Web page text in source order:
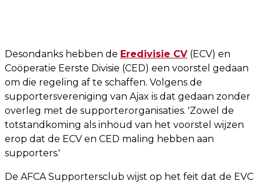
Desondanks hebben de Eredivisie CV (ECV) en
Coöperatie Eerste Divisie (CED) een voorstel gedaan
om die regeling af te schaffen. Volgens de
supportersvereniging van Ajax is dat gedaan zonder
overleg met de supporterorganisaties. 'Zowel de
totstandkoming als inhoud van het voorstel wijzen
erop dat de ECV en CED maling hebben aan
supporters.'
De AFCA Supportersclub wijst op het feit dat de EVC